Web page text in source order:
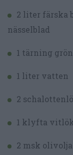
2 liter färska
nässelblad
1 tärning
1 liter vatten
2
1 klyfta
2 msk